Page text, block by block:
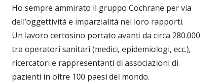
Ho sempre ammirato il gruppo Cochrane per via
dell’oggettività e imparzialità nei loro rapporti.
Un lavoro certosino portato avanti da circa 280.000
tra operatori sanitari (medici, epidemiologi, ecc.),
ricercatori e rappresentanti di associazioni di
pazienti in oltre 100 paesi del mondo.